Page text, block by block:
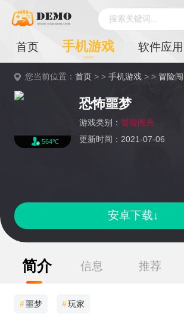
搜索关键词...
首页 手机游戏 软件应用
您当前位置：首页 > >手机游戏 > > 冒险
564℃
恐怖噩梦
游戏类别： 冒险闯关
更新时间：2021-07-06
安卓下载↓
简介 信息 推荐
#噩梦 #玩家